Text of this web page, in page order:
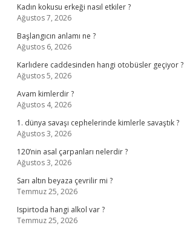
Kadın kokusu erkeği nasıl etkiler ?
Ağustos 7, 2026
Başlangıcın anlamı ne ?
Ağustos 6, 2026
Karlıdere caddesinden hangi otobüsler geçiyor ?
Ağustos 5, 2026
Avam kimlerdir ?
Ağustos 4, 2026
1. dünya savaşı cephelerinde kimlerle savaştık ?
Ağustos 3, 2026
120’nin asal çarpanları nelerdir ?
Ağustos 3, 2026
Sarı altın beyaza çevrilir mi ?
Temmuz 25, 2026
Ispirtoda hangi alkol var ?
Temmuz 25, 2026